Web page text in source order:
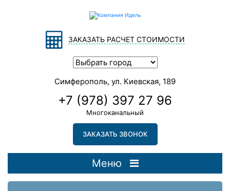
ЗАКАЗАТЬ РАСЧЕТ СТОИМОСТИ
Симферополь, ул. Киевская, 189
+7 (978) 397 27 96
Многоканальный
ЗАКАЗАТЬ ЗВОНОК
Меню